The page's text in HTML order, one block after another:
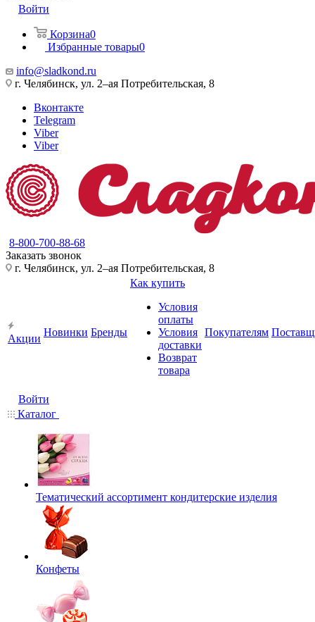
Войти
Корзина0
Избранные товары0
info@sladkond.ru
г. Челябинск, ул. 2–ая Потребительская, 8
Вконтакте
Telegram
Viber
Viber
8-800-700-88-68
Заказать звонок
г. Челябинск, ул. 2–ая Потребительская, 8
Акции
Новинки Бренды
Как купить
Условия
оплаты
Условия
доставки
Возврат
товара
Покупателям
Войти
Каталог
Тематический ассортимент кондитерские изделия
Конфеты